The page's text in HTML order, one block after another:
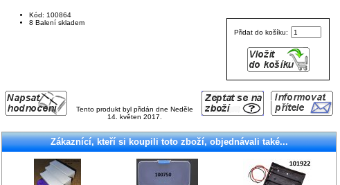
Přidat do košíku:
Kód: 100864
8 Balení skladem
Tento produkt byl přidán dne Neděle
14. květen 2017.
Zákaznící, kteří si koupili toto zboží, objednávali také...